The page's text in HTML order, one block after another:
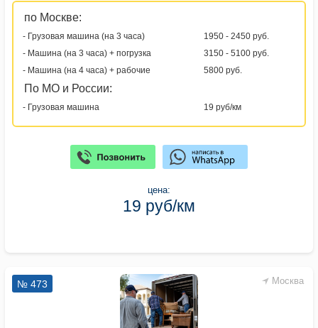
по Москве:
- Грузовая машина (на 3 часа)
1950 - 2450 руб.
- Машина (на 3 часа) + погрузка
3150 - 5100 руб.
- Машина (на 4 часа) + рабочие
5800 руб.
По МО и России:
- Грузовая машина 19 руб/км
цена:
19 руб/км
Москва
№ 473